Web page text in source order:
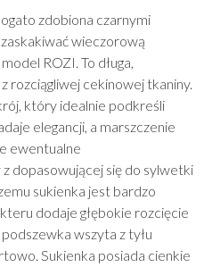
zdobiona czarnymi
wieczorową
ROZI. To długa,
rozciągliwej cekinowej tkaniny.
który idealnie podkreśli
elegancji, a marszczenie
ewentualne
dopasowującej się do sylwetki
sukienka jest bardzo
dodaje głębokie rozcięcie
wszyta z tyłu
Sukienka posiada cienkie